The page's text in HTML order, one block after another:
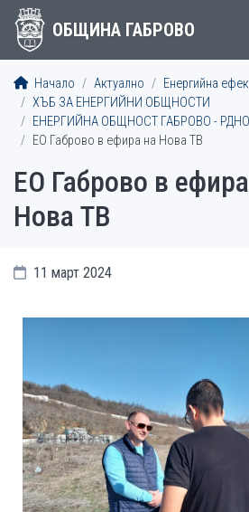
ОБЩИНА ГАБРОВО
Начало Актуално
Енергийна
ХЪБ ЗА ЕНЕРГИЙНИ ОБЩНОСТИ
ЕНЕРГИЙНА ОБЩНОСТ ГАБРОВО - РДНО
ЕО Габрово в ефира на Нова ТВ
ЕО Габрово в
Нова ТВ
11 март 2024